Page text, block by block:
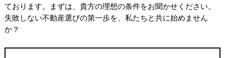
ております。まずは、貴方の理想の条件をお聞かせください。
失敗しない不動産選びの第一歩を、私たちと共に始めません
か？